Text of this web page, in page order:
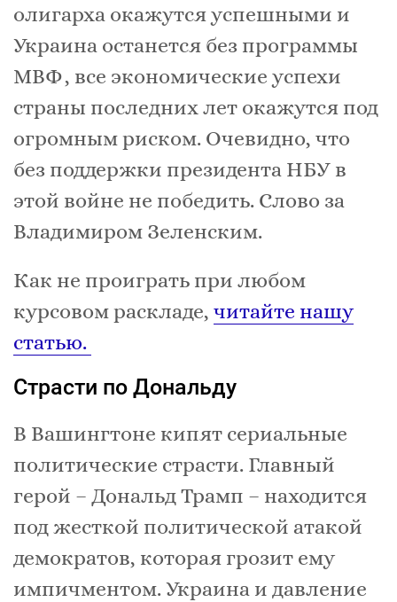
олигарха окажутся успешными и
Украина останется без программы
МВФ, все экономические успехи
страны последних лет окажутся под
огромным риском. Очевидно, что
без поддержки президента НБУ в
этой войне не победить. Слово за
Владимиром Зеленским.
Как не проиграть при любом
курсовом раскладе, читайте нашу
статью.
Страсти по Дональду
В Вашингтоне кипят сериальные
политические страсти. Главный
герой – Дональд Трамп – находится
под жесткой политической атакой
демократов, которая грозит ему
импичментом. Украина и давление